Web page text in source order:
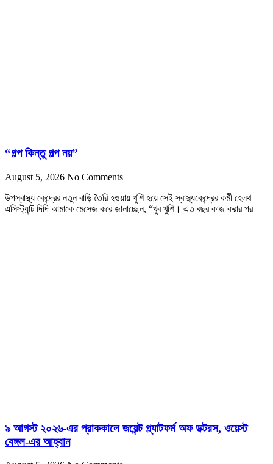
“গল্প কিন্তু গল্প নয়”
August 5, 2026 No Comments
উপস্বাস্থ্য কেন্দ্রের নতুন বাড়ি তৈরি হওয়ায় খুশি হয়ে সেই স্বাস্থ্যকেন্দ্রের কর্মী হেলথ
এসিস্ট্যান্ট দিদি আমাকে মেসেজ করে জানাচ্ছেন, “খুব খুশি। এত বছর কাজ করার পর
৯ আগস্ট ২০২৬-এর প্রাককালে জয়েন্ট প্ল্যাটফর্ম অফ ডক্টরস, ওয়েস্ট
বেঙ্গল-এর আহ্বান